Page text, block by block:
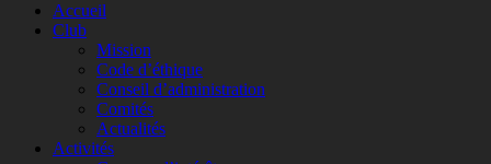
Accueil
Club
Mission
Code d’éthique
Conseil d’administration
Comités
Actualités
Activités